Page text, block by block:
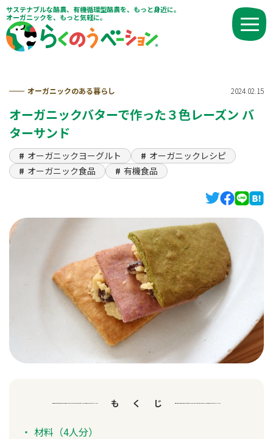
サステナブルな酪農、有機循環型酪農を、もっと身近に。
オーガニックを、もっと気軽に。
オーガニックのある暮らし 2024.02.15
オーガニックバターで作った３色レーズン バ
ターサンド
オーガニックヨーグルト
オーガニックレシピ
オーガニック食品
有機食品
もくじ
材料（4人分）